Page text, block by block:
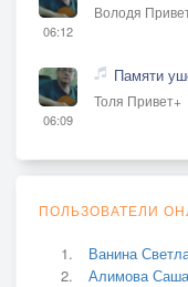
06:12
Володя
06:09
Памяти
Толя Привет+
ПОЛЬЗОВАТЕЛИ
Ванина
Алимова Саша